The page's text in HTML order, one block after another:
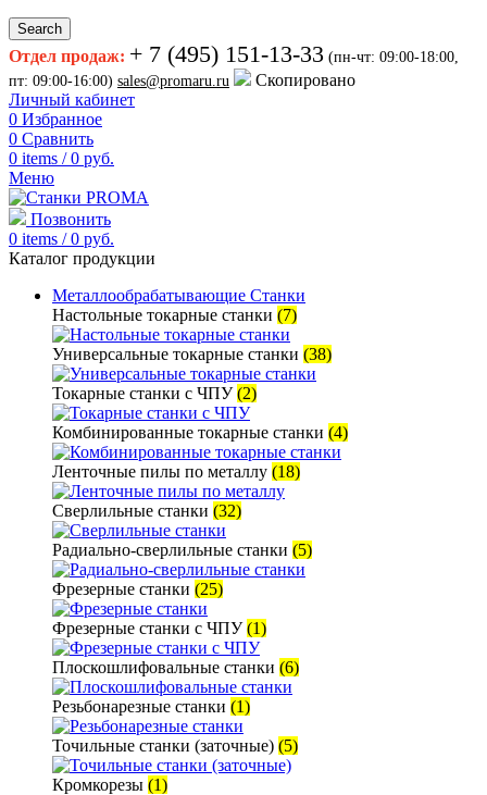
Search
Отдел продаж: + 7 (495) 151-13-33 (пн-чт: 09:00-18:00,
пт: 09:00-16:00) sales@promaru.ru
Скопировано
Личный кабинет
0 Избранное
0 Сравнить
0 items / 0 руб.
Меню
Позвонить
0 items / 0 руб.
Каталог продукции
Металлообрабатывающие Станки
Настольные токарные станки (7)
Универсальные токарные станки (38)
Токарные станки с ЧПУ(2)
Комбинированные токарные станки (4)
Ленточные пилы по металлу (18)
Сверлильные станки (32)
Радиально-сверлильные станки (5)
Фрезерные станки (25)
Фрезерные станки с ЧПУ(1)
Плоскошлифовальные станки (6)
Резьбонарезные станки (1)
Точильные станки (заточные) (5)
Кромкорезы (1)